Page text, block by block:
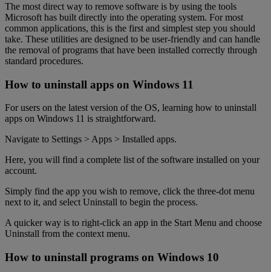
The most direct way to remove software is by using the tools
Microsoft has built directly into the operating system. For most
common applications, this is the first and simplest step you should
take. These utilities are designed to be user-friendly and can handle
the removal of programs that have been installed correctly through
standard procedures.
How to uninstall apps on Windows 11
For users on the latest version of the OS, learning how to uninstall
apps on Windows 11 is straightforward.
Navigate to Settings > Apps > Installed apps.
Here, you will find a complete list of the software installed on your
account.
Simply find the app you wish to remove, click the three-dot menu
next to it, and select Uninstall to begin the process.
A quicker way is to right-click an app in the Start Menu and choose
Uninstall from the context menu.
How to uninstall programs on Windows 10